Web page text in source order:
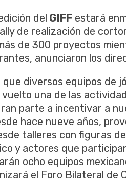
del GIFF estará
de realización de
de 300 proyectos
anunciaron los
que diversos equipos
vuelto una de las
parte a incentivar a
hace nueve años,
talleres con figuras
y actores que
ocho equipos
el Foro Bilateral de